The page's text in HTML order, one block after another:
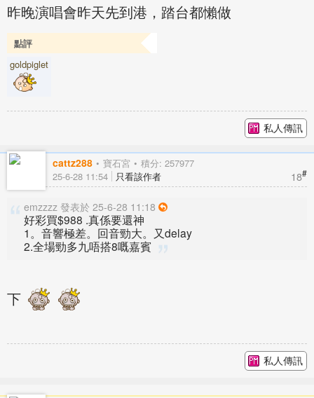
昨晚演唱會昨天先到港，踏台都懶做
點評
goldpiglet
私人傳訊
cattz288 寶石宮 積分: 257977
18#
25-6-28 11:54 只看該作者
emzzzz 發表於 25-6-28 11:18
好彩買$988 .真係要還神
1。音響極差。回音勁大。又delay
2.全場勁多九唔搭8嘅嘉賓
下
私人傳訊